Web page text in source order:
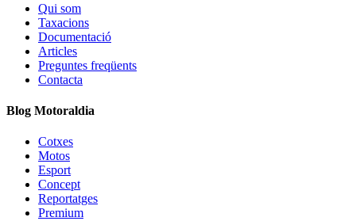
Qui som
Taxacions
Documentació
Articles
Preguntes freqüents
Contacta
Blog Motoraldia
Cotxes
Motos
Esport
Concept
Reportatges
Premium